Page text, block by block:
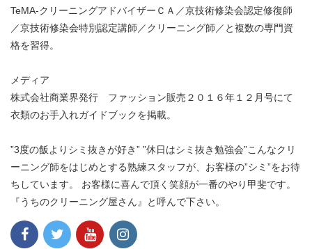
TeMA-クリーニングアドバイザーＣＡ／京技術修染会認定修復師
／京技術修染会特別認定講師／クリーニング師／と複数の専門資
格を習得。
メディア
株式会社商業界発行 ファッション販売２０１６年１２月号にて
衣類のお手入れガイドブックを掲載。
”3度の飯よりシミ抜きが好き” ”休日はシミ抜き勉強会”こんなクリ
ーニング師をはじめとする熟練スタッフが、お客様の”シミ”をお待
ちしています。 お客様に喜んで頂く笑顔が一番のやり甲斐です。
『うちのクリーニング屋さん』と呼んで下さい。